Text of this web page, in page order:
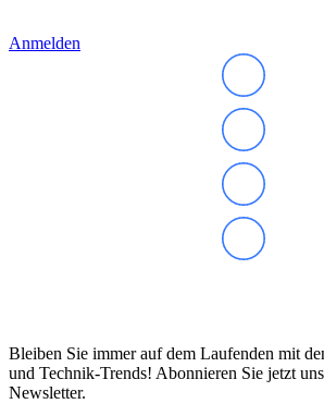
Anmelden
Bleiben Sie immer auf dem Laufenden mit
und Technik-Trends! Abonnieren Sie jetzt
Newsletter.